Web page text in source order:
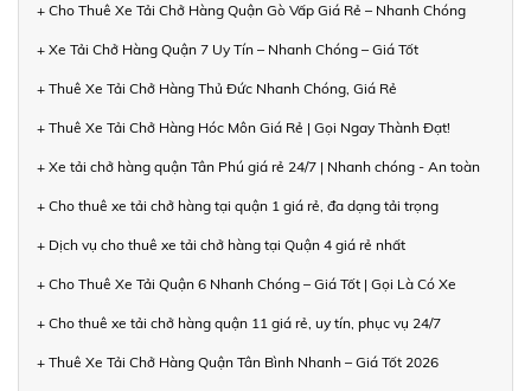
+ Cho Thuê Xe Tải Chở Hàng Quận Gò Vấp Giá Rẻ – Nhanh Chóng
+ Xe Tải Chở Hàng Quận 7 Uy Tín – Nhanh Chóng – Giá Tốt
+ Thuê Xe Tải Chở Hàng Thủ Đức Nhanh Chóng, Giá Rẻ
+ Thuê Xe Tải Chở Hàng Hóc Môn Giá Rẻ | Gọi Ngay Thành Đạt!
+ Xe tải chở hàng quận Tân Phú giá rẻ 24/7 | Nhanh chóng - An toàn
+ Cho thuê xe tải chở hàng tại quận 1 giá rẻ, đa dạng tải trọng
+ Dịch vụ cho thuê xe tải chở hàng tại Quận 4 giá rẻ nhất
+ Cho Thuê Xe Tải Quận 6 Nhanh Chóng – Giá Tốt | Gọi Là Có Xe
+ Cho thuê xe tải chở hàng quận 11 giá rẻ, uy tín, phục vụ 24/7
+ Thuê Xe Tải Chở Hàng Quận Tân Bình Nhanh – Giá Tốt 2026